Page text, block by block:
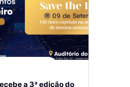
a 3ª edição do